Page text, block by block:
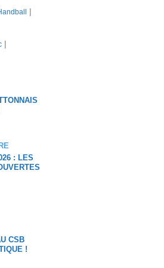
: LES
CSB
!